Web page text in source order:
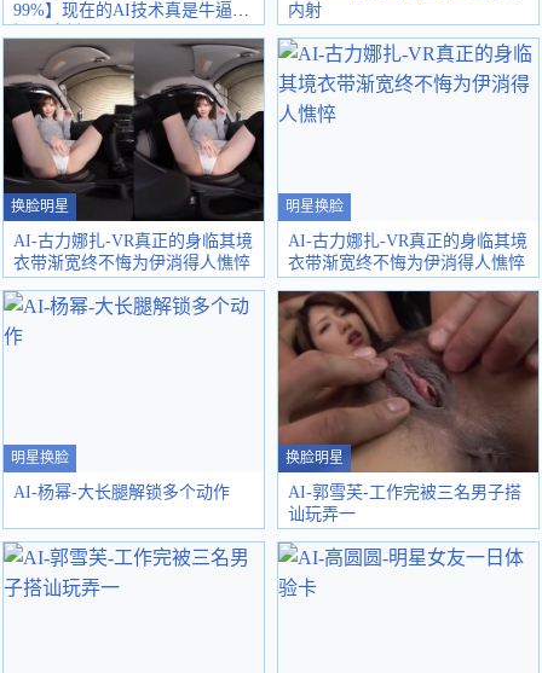
99%】现在的AI技术真是牛逼，
内射
换脸明星
AI-古力娜扎-VR真正的身临其境
衣带渐宽终不悔为伊消得人憔悴
明星换脸
AI-古力娜扎-VR真正的身临其境
衣带渐宽终不悔为伊消得人憔悴
明星换脸
AI-杨幂-大长腿解锁多个动作
换脸明星
AI-郭雪芙-工作完被三名男子搭
讪玩弄一